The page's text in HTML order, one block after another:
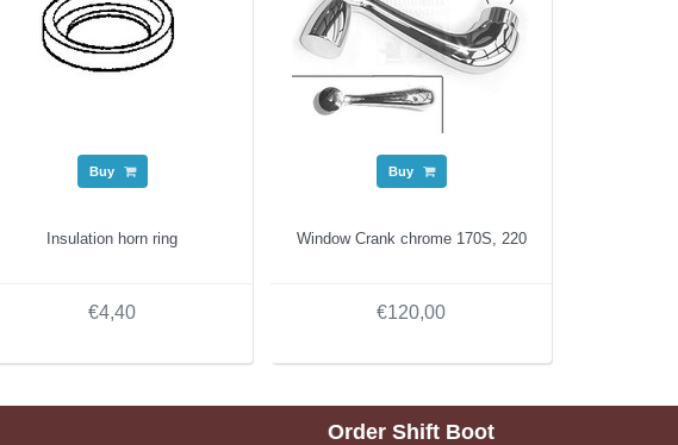
Buy
Insulation horn ring
€4,40
Buy
Window Crank chrome 170S, 220
€120,00
Order Shift Boot